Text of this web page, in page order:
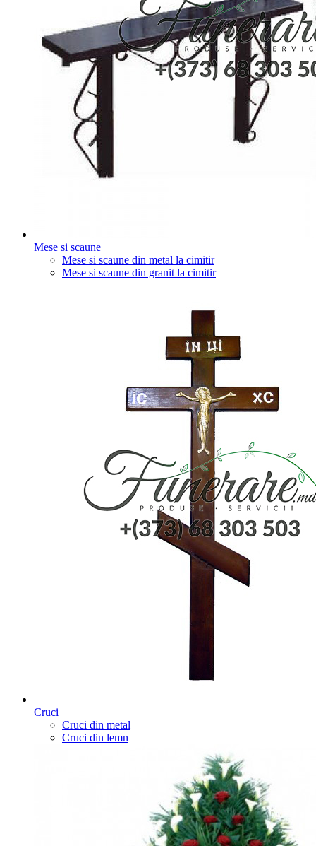
Mese si scaune
Mese si scaune din metal la cimitir
Mese si scaune din granit la cimitir
Cruci
Cruci din metal
Cruci din lemn